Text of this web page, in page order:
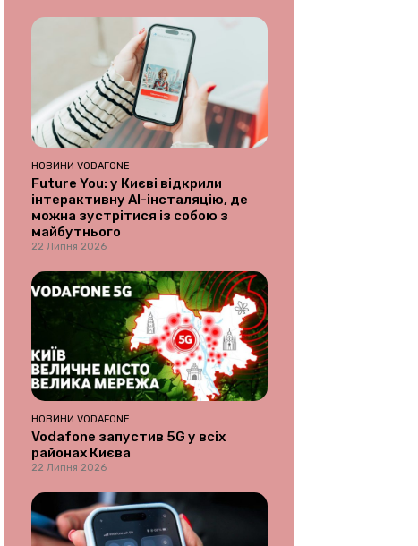
НОВИНИ VODAFONE
Future You: у Києві відкрили
інтерактивну AI-інсталяцію, де
можна зустрітися із собою з
майбутнього
22 Липня 2026
НОВИНИ VODAFONE
Vodafone запустив 5G у всіх
районах Києва
22 Липня 2026